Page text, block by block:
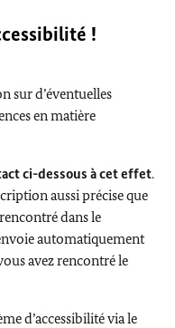
!
sur d’éventuelles
en matière
ci-dessous à cet effet.
aussi précise que
dans le
automatiquement
avez rencontré le
d’accessibilité via le